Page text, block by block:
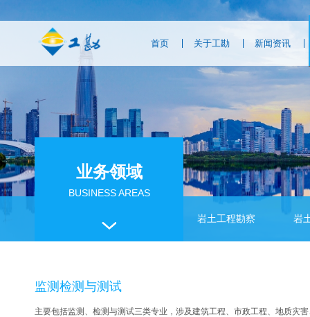
首页 关于工勘 新闻资讯
业务领域
BUSINESS AREAS
岩土工程勘察 岩
监测检测与测试
主要包括监测、检测与测试三类专业，涉及建筑工程、市政工程、地质灾